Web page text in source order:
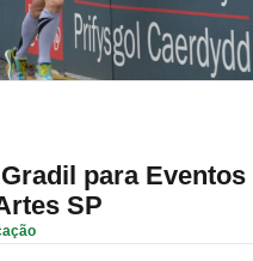
para Eventos
SP